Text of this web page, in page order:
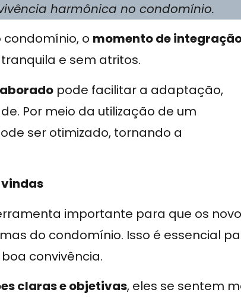
harmônica no condomínio.
o momento de
e sem atritos.
pode facilitar a adaptação,
Por meio da utilização de um
ser otimizado, tornando a
importante para que os
do condomínio. Isso é essencial
convivência.
claras e objetivas, eles se sentem